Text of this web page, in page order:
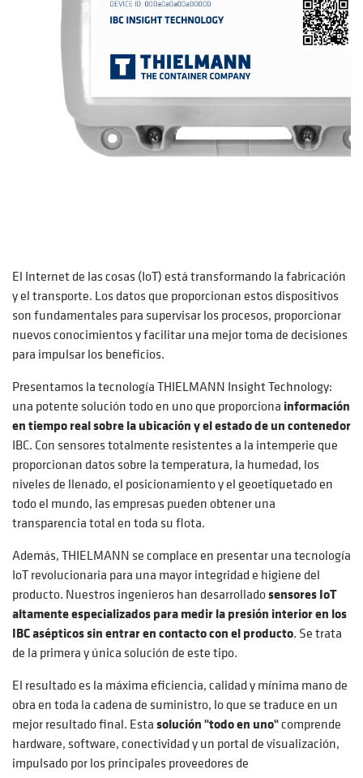
El Internet de las cosas (IoT) está transformando la fabricación
y el transporte. Los datos que proporcionan estos dispositivos
son fundamentales para supervisar los procesos, proporcionar
nuevos conocimientos y facilitar una mejor toma de decisiones
para impulsar los beneficios.
Presentamos la tecnología THIELMANN Insight Technology:
una potente solución todo en uno que proporciona información
en tiempo real sobre la ubicación y el estado de un contenedor
IBC. Con sensores totalmente resistentes a la intemperie que
proporcionan datos sobre la temperatura, la humedad, los
niveles de llenado, el posicionamiento y el geoetiquetado en
todo el mundo, las empresas pueden obtener una
transparencia total en toda su flota.
Además, THIELMANN se complace en presentar una tecnología
IoT revolucionaria para una mayor integridad e higiene del
producto. Nuestros ingenieros han desarrolladosensores IoT
altamente especializados para medir la presión interior en los
IBC asépticos sin entrar en contacto con el producto. Se trata
de la primera y única solución de este tipo.
El resultado es la máxima eficiencia, calidad y mínima mano de
obra en toda la cadena de suministro, lo que se traduce en un
mejor resultado final. Estasolución "todo en uno"comprende
hardware, software, conectividad y un portal de visualización,
impulsado por los principales proveedores de